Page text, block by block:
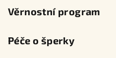
Věrnostní program
Péče o šperky